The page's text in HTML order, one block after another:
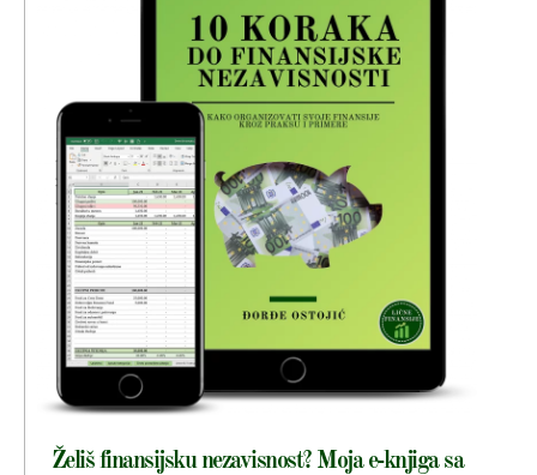
Želiš finansijsku nezavisnost? Moja e-knjiga sa